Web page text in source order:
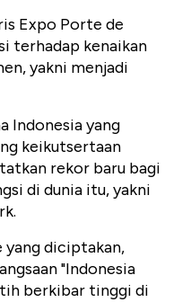
Expo Porte de
terhadap kenaikan
yakni menjadi
Indonesia yang
keikutsertaan
rekor baru bagi
di dunia itu, yakni
yang diciptakan,
"Indonesia
berkibar tinggi di